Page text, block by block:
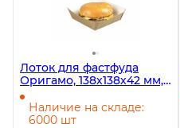
Лоток для фастфуда
Оригамо, 138х138х42 мм,
крафт, в упаковке 400
штук
Наличие на складе:
6000 шт